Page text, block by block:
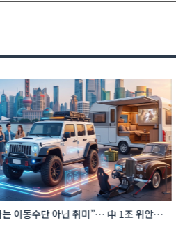
는 이동수단 아닌 취미”… 中 1조 위안